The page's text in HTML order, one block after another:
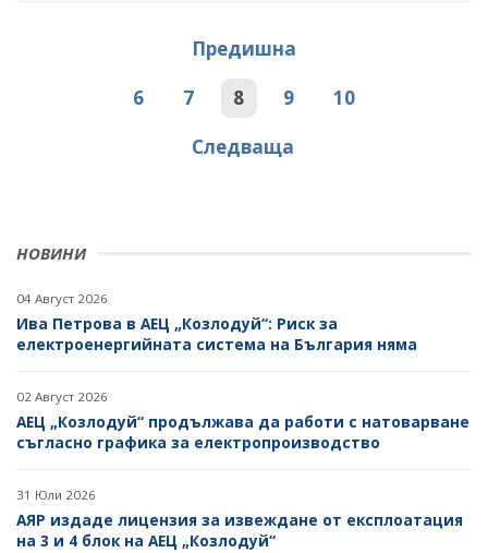
НОВИНИ
04 Август 2026
Ива Петрова в АЕЦ „Козлодуй“: Риск за
електроенергийната система на България няма
02 Август 2026
АЕЦ „Козлодуй“ продължава да работи с натоварване
съгласно графика за електропроизводство
31 Юли 2026
АЯР издаде лицензия за извеждане от експлоатация
на 3 и 4 блок на АЕЦ „Козлодуй“
Предишна
6
7 8 9
10
Следваща